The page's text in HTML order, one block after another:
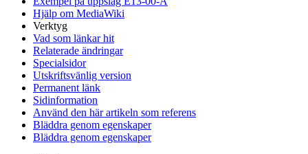
Hjälp om MediaWiki
Verktyg
Vad som länkar hit
Relaterade ändringar
Specialsidor
Utskriftsvänlig version
Permanent länk
Sidinformation
Använd den här artikeln som referens
Bläddra genom egenskaper
Bläddra genom egenskaper